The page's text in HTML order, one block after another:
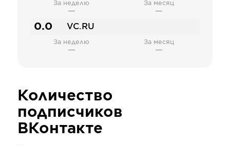
За неделю
—
За месяц
—
0.0 VC.RU
За неделю
—
За месяц
—
Количество
подписчиков
ВКонтакте